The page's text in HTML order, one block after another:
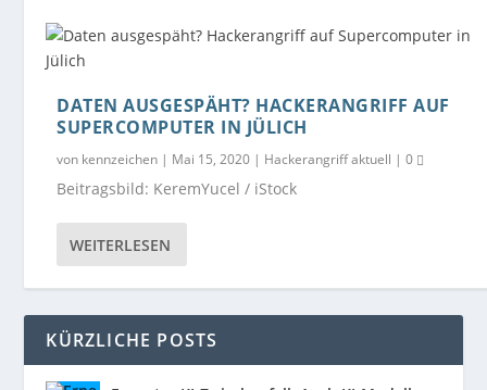
DATEN AUSGESPÄHT? HACKERANGRIFF AUF
SUPERCOMPUTER IN JÜLICH
von kennzeichen | Mai 15, 2020 | Hackerangriff aktuell |0
Beitragsbild: KeremYucel / iStock
WEITERLESEN
KÜRZLICHE POSTS